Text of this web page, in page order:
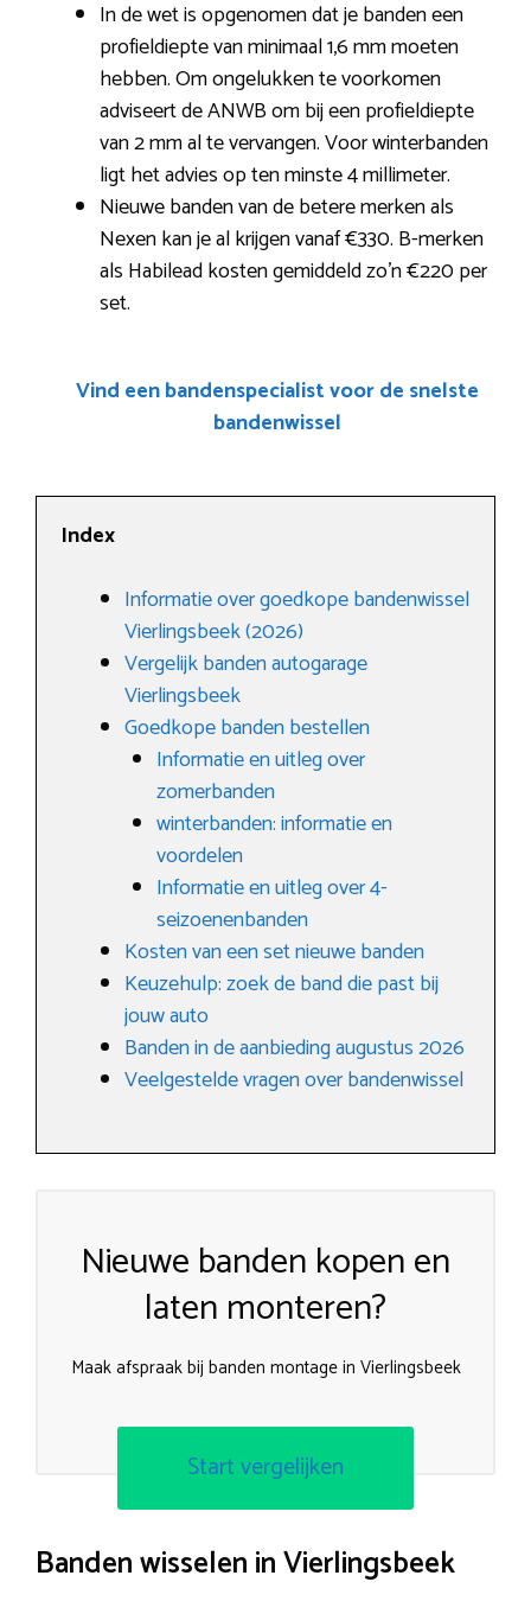
In de wet is opgenomen dat je banden een
profieldiepte van minimaal 1,6 mm moeten
hebben. Om ongelukken te voorkomen
adviseert de ANWB om bij een profieldiepte
van 2 mm al te vervangen. Voor winterbanden
ligt het advies op ten minste 4 millimeter.
Nieuwe banden van de betere merken als
Nexen kan je al krijgen vanaf €330. B-merken
als Habilead kosten gemiddeld zo’n €220 per
set.
Vind een bandenspecialist voor de snelste
bandenwissel
Index
Informatie over goedkope bandenwissel
Vierlingsbeek (2026)
Vergelijk banden autogarage
Vierlingsbeek
Goedkope banden bestellen
Informatie en uitleg over
zomerbanden
winterbanden: informatie en
voordelen
Informatie en uitleg over 4-
seizoenenbanden
Kosten van een set nieuwe banden
Keuzehulp: zoek de band die past bij
jouw auto
Banden in de aanbieding augustus 2026
Veelgestelde vragen over bandenwissel
Nieuwe banden kopen en
laten monteren?
Maak afspraak bij banden montage in Vierlingsbeek
Start vergelijken
Banden wisselen in Vierlingsbeek